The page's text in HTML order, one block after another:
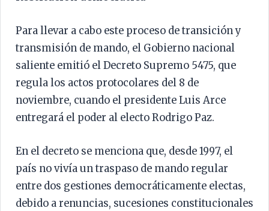
Para llevar a cabo este proceso de transición y
transmisión de mando, el Gobierno nacional
saliente emitió el Decreto Supremo 5475, que
regula los actos protocolares del 8 de
noviembre, cuando el presidente Luis Arce
entregará el poder al electo Rodrigo Paz.
En el decreto se menciona que, desde 1997, el
país no vivía un traspaso de mando regular
entre dos gestiones democráticamente electas,
debido a renuncias, sucesiones constitucionales